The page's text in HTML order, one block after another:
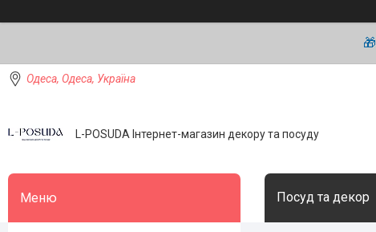
🎁
Одеса, Одеса, Україна
L-POSUDA Інтернет-магазин декору та посуду
Посуд та декор